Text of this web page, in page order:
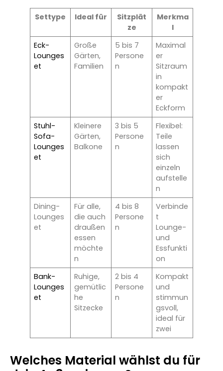
Settype Ideal für
Sitzplät
ze
Merkma
l
Eck-
Lounges
et
Große
Gärten,
Familien
5 bis 7
Persone
n
Maximal
er
Sitzraum
in
kompakt
er
Eckform
Stuhl-
Sofa-
Lounges
et
Kleinere
Gärten,
Balkone
3 bis 5
Persone
n
Flexibel:
Teile
lassen
sich
einzeln
aufstelle
n
Dining-
Lounges
et
Für alle,
die auch
draußen
essen
möchte
n
4 bis 8
Persone
n
Verbinde
t
Lounge-
und
Essfunkti
on
Bank-
Lounges
et
Ruhige,
gemütlic
he
Sitzecke
2 bis 4
Persone
n
Kompakt
und
stimmun
gsvoll,
ideal für
zwei
Welches Material wählst du für